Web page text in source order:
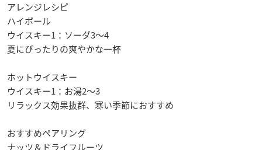
アレンジレシピ
ハイボール
ウイスキー1：ソーダ3～4
夏にぴったりの爽やかな一杯
ホットウイスキー
ウイスキー1：お湯2～3
リラックス効果抜群、寒い季節におすすめ
おすすめペアリング
ナッツ＆ドライフルーツ